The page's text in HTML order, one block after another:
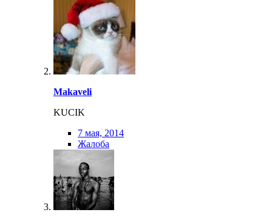
Makaveli
KUCIK
7 мая, 2014
Жалоба